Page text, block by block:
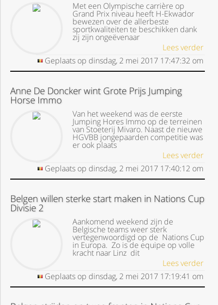
Met een Olympische carrière op
Grand Prix niveau heeft H-Ekwador
bewezen over de allerbeste
sportkwaliteiten te beschikken dank
zij zijn ongeëvenaar
Lees verder
Geplaats op dinsdag, 2 mei 2017 17:47:32 om
Anne De Doncker wint Grote Prijs Jumping
Horse Immo
Van het weekend was de eerste
Jumping Hores Immo op de terreinen
van Stoeterij Mivaro. Naast de nieuwe
HGVBB jongepaarden competitie was
er ook plaats
Lees verder
Geplaats op dinsdag, 2 mei 2017 17:40:12 om
Belgen willen sterke start maken in Nations Cup
Divisie 2
Aankomend weekend zijn de
Belgische teams weer sterk
vertegenwoordigd op de Nations Cup
in Europa. Zo is de equipe op volle
kracht naar Linz dit
Lees verder
Geplaats op dinsdag, 2 mei 2017 17:19:41 om